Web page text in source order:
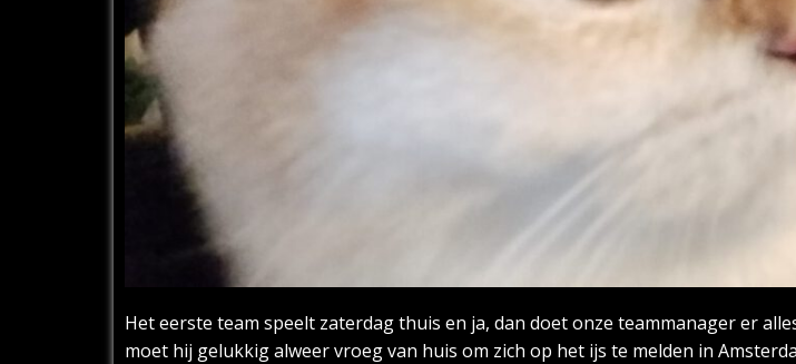
Het eerste team speelt zaterdag thuis en ja, dan doet onze teammanager er
moet hij gelukkig alweer vroeg van huis om zich op het ijs te melden in